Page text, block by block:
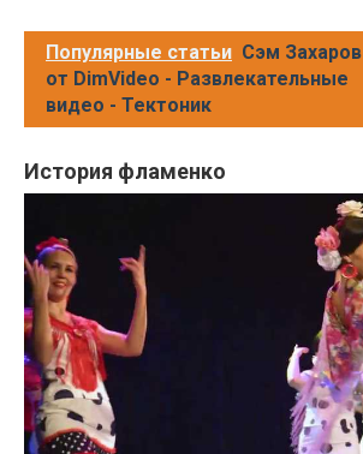
Популярные статьи Сэм Захаров
от DimVideo - Развлекательные
видео - Тектоник
История фламенко